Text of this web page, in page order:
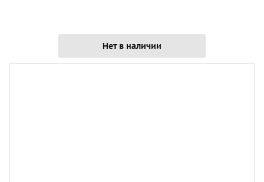
Нет в наличии